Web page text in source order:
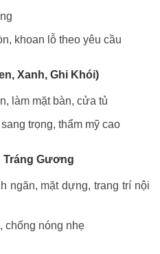
khoan lỗ theo yêu cầu
Xanh, Ghi Khói)
làm mặt bàn, cửa tủ
trọng, thẩm mỹ cao
Tráng Gương
ngăn, mặt dựng, trang trí nội
chống nóng nhẹ